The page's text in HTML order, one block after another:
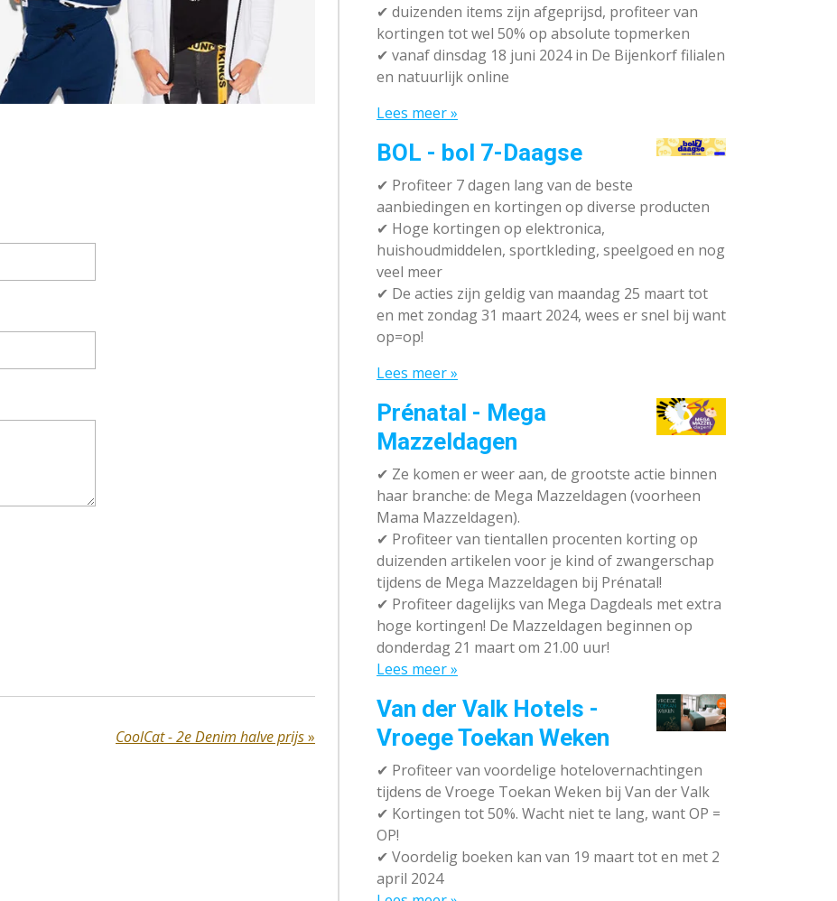
CoolCat - 2e Denim halve prijs»
✔ duizenden items zijn afgeprijsd, profiteer van
kortingen tot wel 50% op absolute topmerken
✔ vanaf dinsdag 18 juni 2024 in De Bijenkorf filialen
en natuurlijk online
Lees meer »
BOL - bol 7-Daagse
✔ Profiteer 7 dagen lang van de beste
aanbiedingen en kortingen op diverse producten
✔ Hoge kortingen op elektronica,
huishoudmiddelen, sportkleding, speelgoed en nog
veel meer
✔ De acties zijn geldig van maandag 25 maart tot
en met zondag 31 maart 2024, wees er snel bij want
op=op!
Lees meer »
Prénatal - Mega
Mazzeldagen
✔ Ze komen er weer aan, de grootste actie binnen
haar branche: de Mega Mazzeldagen (voorheen
Mama Mazzeldagen).
✔ Profiteer van tientallen procenten korting op
duizenden artikelen voor je kind of zwangerschap
tijdens de Mega Mazzeldagen bij Prénatal!
✔ Profiteer dagelijks van Mega Dagdeals met extra
hoge kortingen! De Mazzeldagen beginnen op
donderdag 21 maart om 21.00 uur!
Lees meer »
Van der Valk Hotels -
Vroege Toekan Weken
✔ Profiteer van voordelige hotelovernachtingen
tijdens de Vroege Toekan Weken bij Van der Valk
✔ Kortingen tot 50%. Wacht niet te lang, want OP =
OP!
✔ Voordelig boeken kan van 19 maart tot en met 2
april 2024